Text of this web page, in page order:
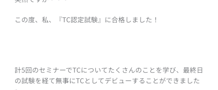
この度、私、『TC認定試験』に合格しました！
計5回のセミナーでTCについてたくさんのことを学び、最終日
の試験を経て無事にTCとしてデビューすることができました